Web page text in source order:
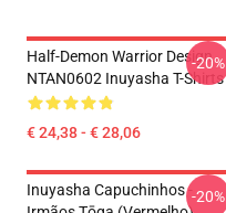
Half-Demon Warrior Design
NTAN0602 Inuyasha T-Shirts
€ 24,38 - € 28,06
-20%
Inuyasha Capuchinhos --20%